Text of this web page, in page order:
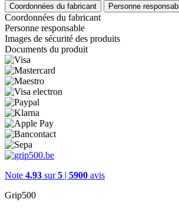
Coordonnées du fabricant Personne
Coordonnées du fabricant
Personne responsable
Images de sécurité des produits
Documents du produit
Note 4.93 sur5 | 5900 avis
Grip500